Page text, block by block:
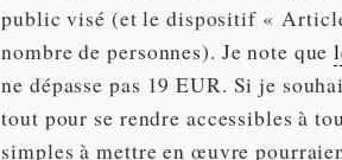
public visé (et le dispositif «
nombre de personnes). Je note que
ne dépasse pas 19 EUR. Si je
tout pour se rendre accessibles à
simples à mettre en œuvre